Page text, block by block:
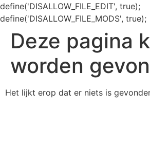
define('DISALLOW_FILE_EDIT', true);
define('DISALLOW_FILE_MODS', true);
Deze pagina
worden
Het lijkt erop dat er niets is